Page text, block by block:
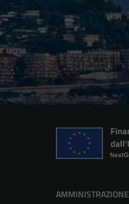
AMMINISTRAZIONE